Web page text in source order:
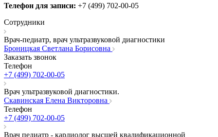
Телефон для записи: +7 (499) 702-00-05
Сотрудники
Врач-педиатр, врач ультразвуковой диагностики
Броницкая Светлана Борисовна
Заказать звонок
Телефон
+7 (499) 702-00-05
Врач ультразвуковой диагностики.
Скавинская Елена Викторовна
Телефон
+7 (499) 702-00-05
Врач педиатр - кардиолог высшей квалификационной